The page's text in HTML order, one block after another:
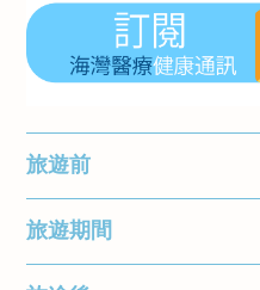
旅遊前
除了衛生因素，旅遊
如環境擠迫、飲食習
旅遊期間